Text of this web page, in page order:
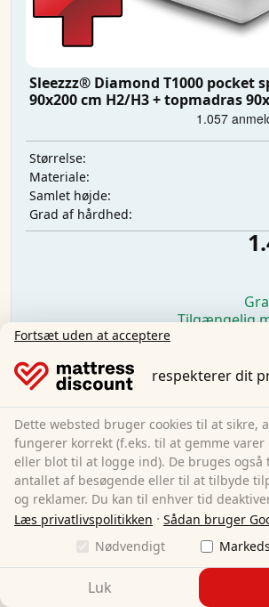
Sleezzz® Diamond T1000 pocket
90x200 cm H2/H3 + topmadras
Størrelse:
Materiale:
Samlet højde:
Grad af hårdhed:
Tilgængelig
Få mere at vide
Fortsæt uden at acceptere
respekterer dit
Dette websted bruger cookies til at sikre,
fungerer korrekt (f.eks. til at gemme
eller blot til at logge ind). De bruges også
antallet af besøgende eller til at tilbyde
og reklamer. Du kan til enhver tid
Læs privatlivspolitikken · Sådan bruger
Nødvendigt
Luk